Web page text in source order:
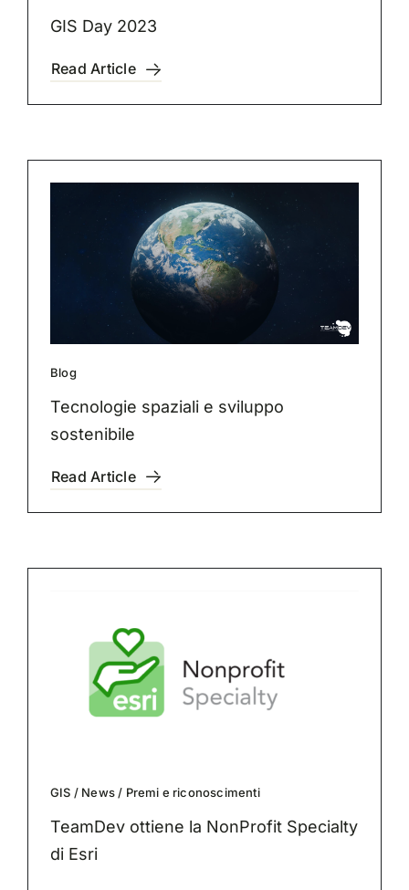
GIS Day 2023
Read Article
Blog
Tecnologie spaziali e sviluppo
sostenibile
Read Article
GIS / News/ Premi e riconoscimenti
TeamDev ottiene la NonProfit Specialty
di Esri